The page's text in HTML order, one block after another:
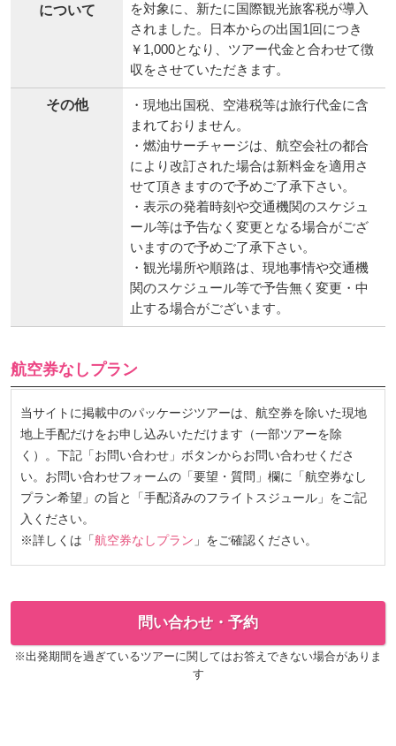
について
を対象に、新たに国際観光旅客税が導入
されました。日本からの出国1回につき
￥1,000となり、ツアー代金と合わせて徴
収をさせていただきます。
その他
・現地出国税、空港税等は旅行代金に含
まれておりません。
・燃油サーチャージは、航空会社の都合
により改訂された場合は新料金を適用さ
せて頂きますので予めご了承下さい。
・表示の発着時刻や交通機関のスケジュ
ール等は予告なく変更となる場合がござ
いますので予めご了承下さい。
・観光場所や順路は、現地事情や交通機
関のスケジュール等で予告無く変更・中
止する場合がございます。
航空券なしプラン
当サイトに掲載中のパッケージツアーは、航空券を除いた現地
地上手配だけをお申し込みいただけます（一部ツアーを除
く）。下記「お問い合わせ」ボタンからお問い合わせくださ
い。お問い合わせフォームの「要望・質問」欄に「航空券なし
プラン希望」の旨と「手配済みのフライトスジュール」をご記
入ください。
※詳しくは「航空券なしプラン 」をご確認ください。
問い合わせ・予約
※出発期間を過ぎているツアーに関してはお答えできない場合がありま
す